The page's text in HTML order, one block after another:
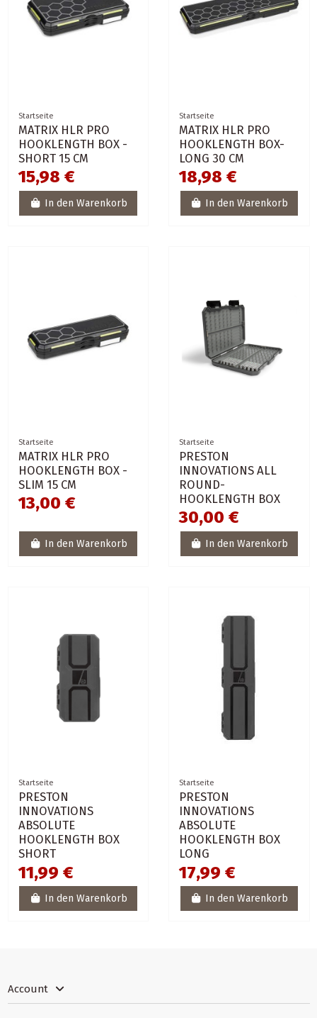
Startseite
MATRIX HLR PRO
HOOKLENGTH BOX -
SHORT 15 CM
15,98 €
In den Warenkorb
Startseite
MATRIX HLR PRO
HOOKLENGTH BOX-
LONG 30 CM
18,98 €
In den Warenkorb
Startseite
MATRIX HLR PRO
HOOKLENGTH BOX -
SLIM 15 CM
13,00 €
In den Warenkorb
Startseite
PRESTON
INNOVATIONS ALL
ROUND-
HOOKLENGTH BOX
30,00 €
In den Warenkorb
Startseite
PRESTON
INNOVATIONS
ABSOLUTE
HOOKLENGTH BOX
SHORT
11,99 €
In den Warenkorb
Startseite
PRESTON
INNOVATIONS
ABSOLUTE
HOOKLENGTH BOX
LONG
17,99 €
In den Warenkorb
Account